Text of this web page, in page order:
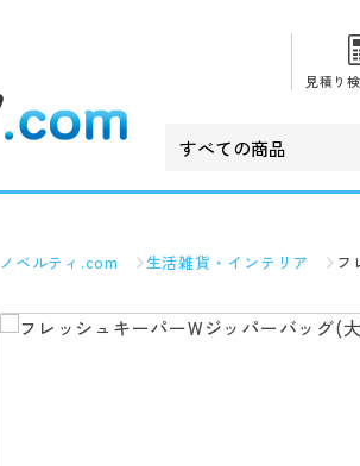
見積り
ノベルティ.com 生活雑貨・インテリア フ